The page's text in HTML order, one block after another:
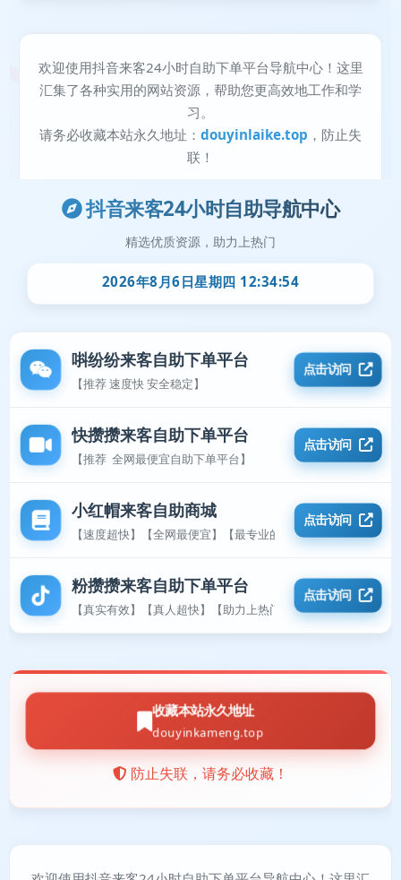
抖音来客24小时自助导航中心
精选优质资源，助力上热门
2026年8月6日星期四 12:34:54
唞纷纷来客自助下单平台
【推荐 速度快 安全稳定】
点击访问
快攒攒来客自助下单平台
【推荐 全网最便宜自助下单平台】
点击访问
小红帽来客自助商城
【速度超快】【全网最便宜】【最专业的平台】
点击访问
粉攒攒来客自助下单平台
【真实有效】【真人超快】【助力上热门】
点击访问
收藏本站永久地址
douyinkameng.top
防止失联，请务必收藏！